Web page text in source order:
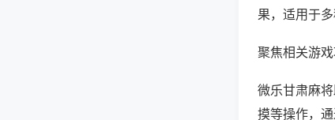
果，适用于
聚焦相关游戏
微乐甘肃麻
摸等操作，